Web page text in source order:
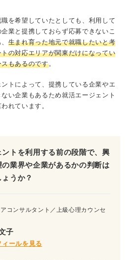
を希望していたとしても、利用して
業と提携しておらず応募できないこ
生まれ育った地元で就職したいと考
の対応エリアが関東だけになってい
もあるのです。
トによって、提携している企業やエ
い企業もあるため就活エージェント
れています。
トを利用する前の段階で、興
の業界や企業があるかの判断は
うか？
コンサルタント／上級心理カウンセ
子
ィールを見る